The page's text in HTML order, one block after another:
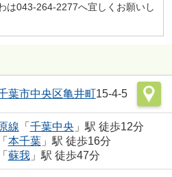
は043-264-2277へ宜しくお願いし
葉市中央区亀井町15-4-5
線 「 千葉中央 」駅 徒歩12分
「 本千葉」駅 徒歩16分
「 蘇我」駅 徒歩47分